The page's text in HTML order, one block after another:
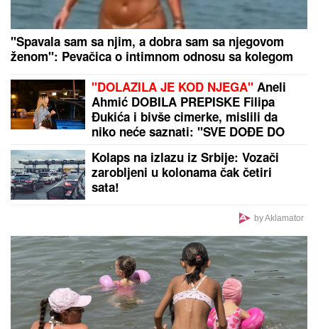
"DVA PUTA SU SE BORILI ZA MOJ ŽIVOT"Preživela
je gubitak bebe i rečenicu koja joj je slomila srce, a
danas ostavlja bolan period iza sebe i uživa u ulozi
KRATAK ŠORTS OTKRIO CELU
BUTINU:Milena Popović dala sebi
oduška u bašti restorana, SVI
POLETELI DA KOMENTARIŠU!
(FOTO)
DRAMA U ČAČKUEksplodirala
plinska boca, teško povređen